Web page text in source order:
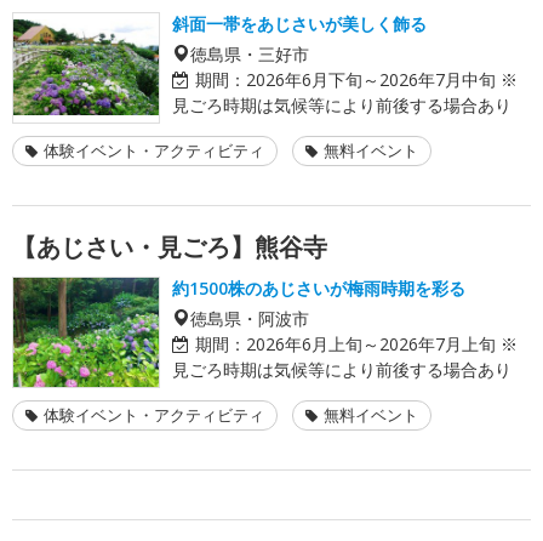
斜面一帯をあじさいが美しく飾る
徳島県・三好市
期間： 2026年6月下旬～2026年7月中旬 ※
見ごろ時期は気候等により前後する場合あり
体験イベント・アクティビティ 無料イベント
【あじさい・見ごろ】熊谷寺
約1500株のあじさいが梅雨時期を彩る
徳島県・阿波市
期間： 2026年6月上旬～2026年7月上旬 ※
見ごろ時期は気候等により前後する場合あり
体験イベント・アクティビティ 無料イベント